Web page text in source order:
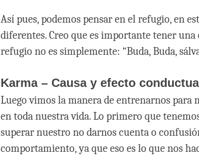
Así pues, podemos pensar en el refugio, en
diferentes. Creo que es importante tener
refugio no es simplemente: “Buda, Buda,
Karma – Causa y efecto conductual
Luego vimos la manera de entrenarnos
en toda nuestra vida. Lo primero que
superar nuestro no darnos cuenta o
comportamiento, ya que eso es lo que nos